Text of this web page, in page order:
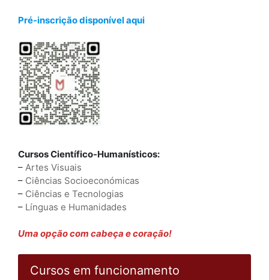
Pré-inscrição disponível aqui
Cursos Científico-Humanísticos:
– Artes Visuais
– Ciências Socioeconómicas
– Ciências e Tecnologias
– Línguas e Humanidades
Uma opção com cabeça e coração!
Cursos em funcionamento